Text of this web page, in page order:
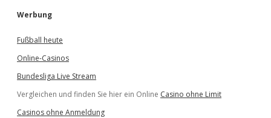
Werbung
Fußball heute
Online-Casinos
Bundesliga Live Stream
Vergleichen und finden Sie hier ein Online Casino ohne Limit
Casinos ohne Anmeldung